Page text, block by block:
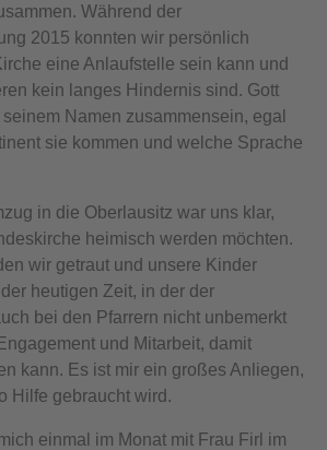
Während der
2015 konnten wir persönlich
eine Anlaufstelle sein kann und
kein langes Hindernis sind. Gott
Namen zusammensein, egal
sie kommen und welche Sprache
in die Oberlausitz war uns klar,
heimisch werden möchten.
wir getraut und unsere Kinder
heutigen Zeit, in der der
bei den Pfarrern nicht unbemerkt
und Mitarbeit, damit
kann. Es ist mir ein großes Anliegen,
Hilfe gebraucht wird.
einmal im Monat mit Frau Firl im